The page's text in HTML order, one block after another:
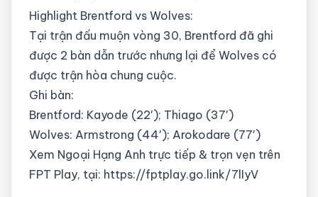
Highlight Brentford vs Wolves:
Tại trận đấu muộn vòng 30, Brentford đã ghi
được 2 bàn dẫn trước nhưng lại để Wolves có
được trận hòa chung cuộc.
Ghi bàn:
Brentford: Kayode (22′); Thiago (37′)
Wolves: Armstrong (44′); Arokodare (77′)
Xem Ngoại Hạng Anh trực tiếp & trọn vẹn trên
FPT Play, tại: https://fptplay.go.link/7lIyV